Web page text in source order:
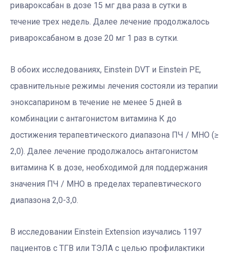
ривароксабан в дозе 15 мг два раза в сутки в
течение трех недель. Далее лечение продолжалось
ривароксабаном в дозе 20 мг 1 раз в сутки.
В обоих исследованиях, Einstein DVT и Einstein PE,
сравнительные режимы лечения состояли из терапии
эноксапарином в течение не менее 5 дней в
комбинации с антагонистом витамина К до
достижения терапевтического диапазона ПЧ / МНО (≥
2,0). Далее лечение продолжалось антагонистом
витамина К в дозе, необходимой для поддержания
значения ПЧ / МНО в пределах терапевтического
диапазона 2,0-3,0.
В исследовании Einstein Extension изучались 1197
пациентов с ТГВ или ТЭЛА с целью профилактики